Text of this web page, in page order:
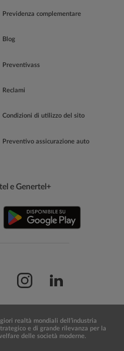
Previdenza complementare
Blog
Preventivass
Reclami
Condizioni di utilizzo del sito
Preventivo assicurazione auto
e Genertel+
realtà mondiali dell’industria
e di grande rilevanza per la
delle società moderne.